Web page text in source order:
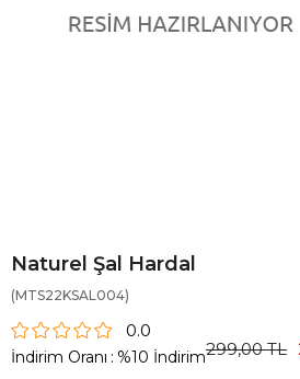
Naturel Şal Hardal
(MTS22KSAL004)
0.0
İndirim Oranı : %10 İndirim299,00 TL